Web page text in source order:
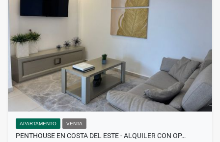
APARTAMENTO VENTA
PENTHOUSE EN COSTA DEL ESTE - ALQUILER CON OP…